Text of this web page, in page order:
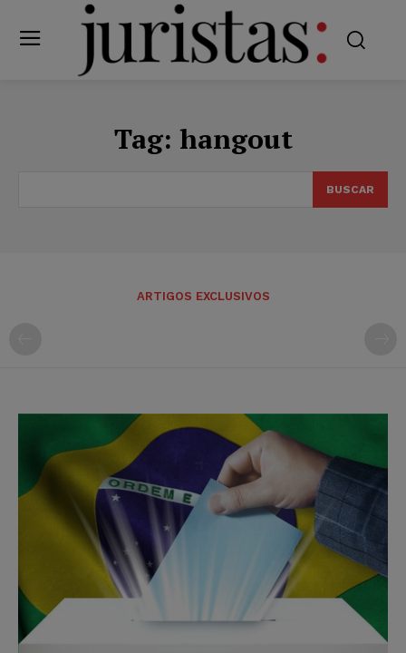
Tag: hangout
BUSCAR
ARTIGOS EXCLUSIVOS